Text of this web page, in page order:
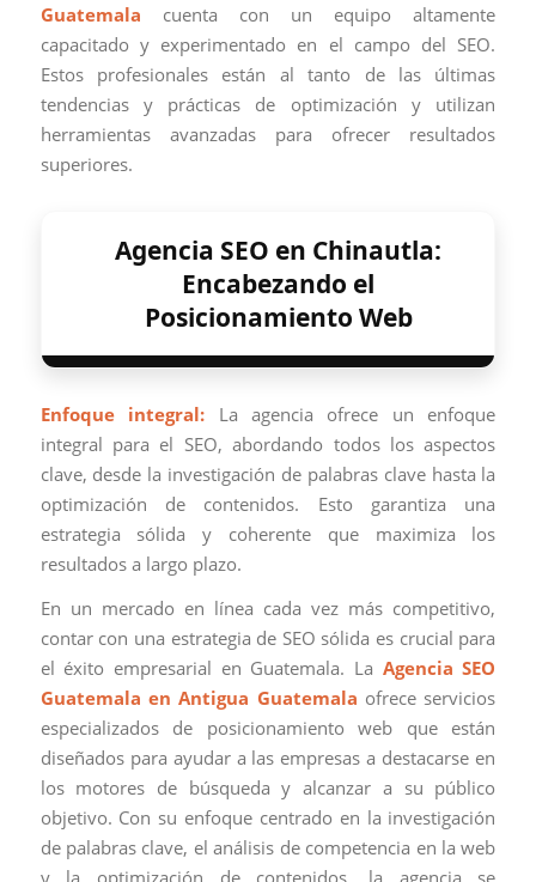
Guatemala cuenta con un equipo altamente
capacitado y experimentado en el campo del SEO.
Estos profesionales están al tanto de las últimas
tendencias y prácticas de optimización y utilizan
herramientas avanzadas para ofrecer resultados
superiores.
Agencia SEO en Chinautla:
Encabezando el
Posicionamiento Web
Enfoque integral: La agencia ofrece un enfoque
integral para el SEO, abordando todos los aspectos
clave, desde la investigación de palabras clave hasta la
optimización de contenidos. Esto garantiza una
estrategia sólida y coherente que maximiza los
resultados a largo plazo.
En un mercado en línea cada vez más competitivo,
contar con una estrategia de SEO sólida es crucial para
el éxito empresarial en Guatemala. La Agencia SEO
Guatemala en Antigua Guatemala ofrece servicios
especializados de posicionamiento web que están
diseñados para ayudar a las empresas a destacarse en
los motores de búsqueda y alcanzar a su público
objetivo. Con su enfoque centrado en la investigación
de palabras clave, el análisis de competencia en la web